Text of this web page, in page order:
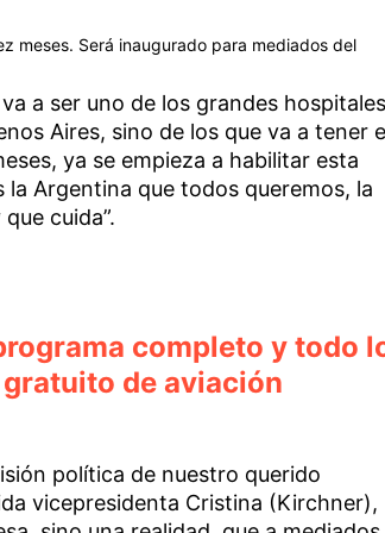
meses. Será inaugurado para mediados del
a ser uno de los grandes
Aires, sino de los que va a tener
ya se empieza a habilitar esta
Argentina que todos queremos, la
cuida”.
completo y todo
de aviación
política de nuestro querido
vicepresidenta Cristina (Kirchner),